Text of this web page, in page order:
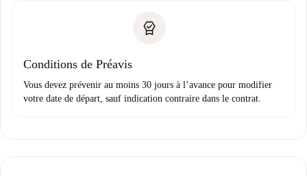
Conditions de Préavis
Vous devez prévenir au moins 30 jours à l’avance pour modifier
votre date de départ, sauf indication contraire dans le contrat.